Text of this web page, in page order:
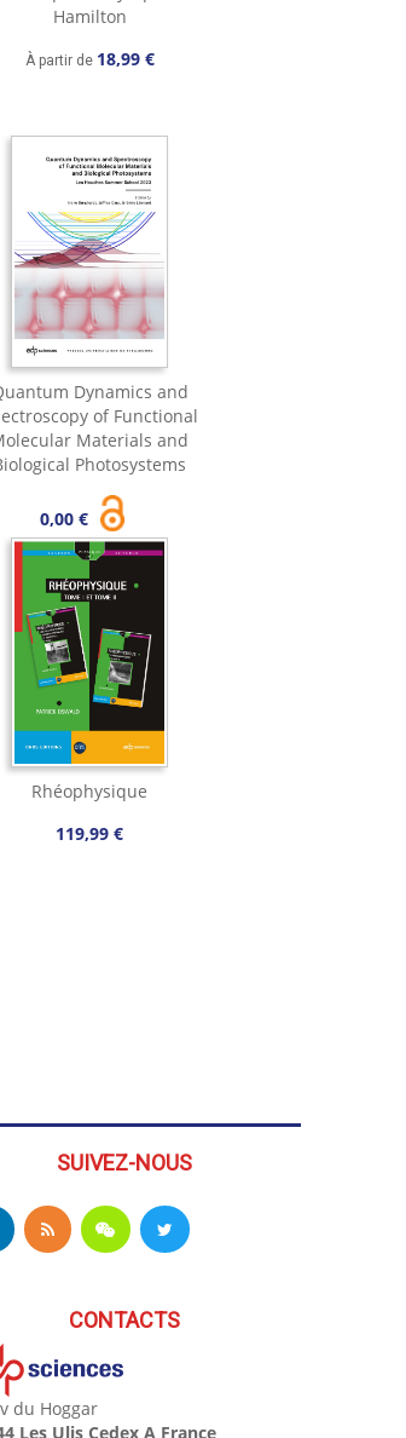
Hamilton
À partir de 18,99 €
Dynamics and
of Functional
Materials and
Photosystems
0,00 €
Rhéophysique
119,99 €
SUIVEZ-NOUS
CONTACTS
du Hoggar
Les Ulis Cedex A France